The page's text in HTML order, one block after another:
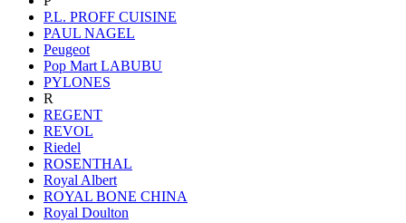
P.L. PROFF CUISINE
PAUL NAGEL
Peugeot
Pop Mart LABUBU
PYLONES
R
REGENT
REVOL
Riedel
ROSENTHAL
Royal Albert
ROYAL BONE CHINA
Royal Doulton